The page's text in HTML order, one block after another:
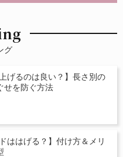
グ
げるのは良い？】長さ別の
せを防ぐ方法
ははげる？】付け方＆メリ